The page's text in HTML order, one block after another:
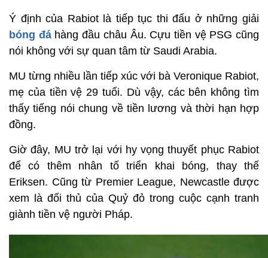
Ý định của Rabiot là tiếp tục thi đấu ở những giải
bóng đáhàng đầu châu Âu. Cựu tiền vệ PSG cũng
nói không với sự quan tâm từ Saudi Arabia.
MU từng nhiều lần tiếp xúc với bà Veronique Rabiot,
mẹ của tiền vệ 29 tuổi. Dù vậy, các bên không tìm
thấy tiếng nói chung về tiền lương và thời hạn hợp
đồng.
Giờ đây, MU trở lại với hy vọng thuyết phục Rabiot
để có thêm nhân tố triển khai bóng, thay thế
Eriksen. Cũng từ Premier League, Newcastle được
xem là đối thủ của Quỷ đỏ trong cuộc cạnh tranh
giành tiền vệ người Pháp.